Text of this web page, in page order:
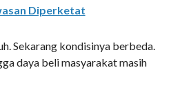
Diperketat
Sekarang kondisinya berbeda.
daya beli masyarakat masih